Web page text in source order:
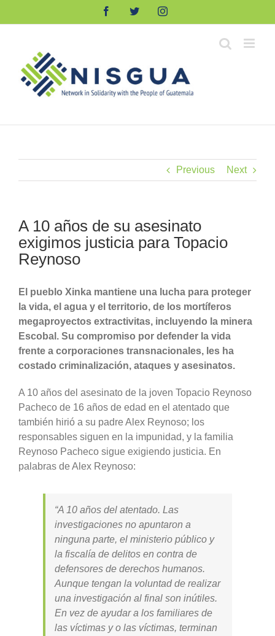
FacebookTwitterInstagram
Previous Next
A 10 años de su asesinato
exigimos justicia para Topacio
Reynoso
El pueblo Xinka mantiene una lucha para proteger
la vida, el agua y el territorio, de los mortíferos
megaproyectos extractivitas, incluyendo la minera
Escobal. Su compromiso por defender la vida
frente a corporaciones transnacionales, les ha
costado criminalización, ataques y asesinatos.
A 10 años del asesinato de la joven Topacio Reynoso
Pacheco de 16 años de edad en el atentado que
también hirió a su padre Alex Reynoso; los
responsables siguen en la impunidad, y la familia
Reynoso Pacheco sigue exigiendo justicia. En
palabras de Alex Reynoso:
“A 10 años del atentado. Las
investigaciones no apuntaron a
ninguna parte, el ministerio público y
la fiscalía de delitos en contra de
defensores de derechos humanos.
Aunque tengan la voluntad de realizar
una investigación al final son inútiles.
En vez de ayudar a los familiares de
las víctimas y o las víctimas, terminan